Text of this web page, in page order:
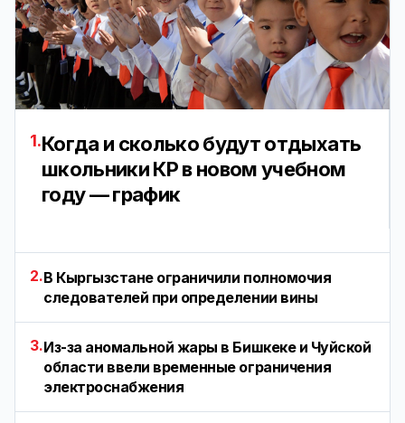
1.Когда и сколько будут отдыхать
школьники КР в новом учебном
году — график
2.В Кыргызстане ограничили полномочия
следователей при определении вины
3.Из-за аномальной жары в Бишкеке и Чуйской
области ввели временные ограничения
электроснабжения